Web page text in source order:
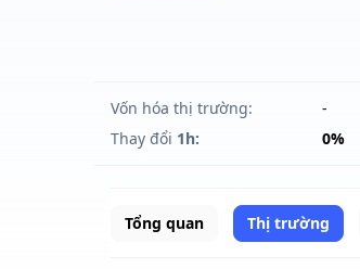
Vốn hóa thị trường: -
Thay đổi 1h: 0%
Tổng quan Thị trường